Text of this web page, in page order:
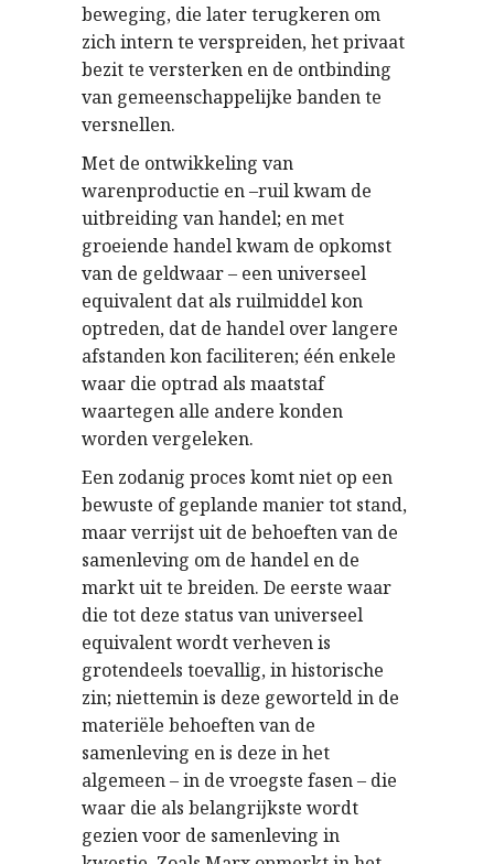
beweging, die later terugkeren om
zich intern te verspreiden, het privaat
bezit te versterken en de ontbinding
van gemeenschappelijke banden te
versnellen.
Met de ontwikkeling van
warenproductie en –ruil kwam de
uitbreiding van handel; en met
groeiende handel kwam de opkomst
van de geldwaar – een universeel
equivalent dat als ruilmiddel kon
optreden, dat de handel over langere
afstanden kon faciliteren; één enkele
waar die optrad als maatstaf
waartegen alle andere konden
worden vergeleken.
Een zodanig proces komt niet op een
bewuste of geplande manier tot stand,
maar verrijst uit de behoeften van de
samenleving om de handel en de
markt uit te breiden. De eerste waar
die tot deze status van universeel
equivalent wordt verheven is
grotendeels toevallig, in historische
zin; niettemin is deze geworteld in de
materiële behoeften van de
samenleving en is deze in het
algemeen – in de vroegste fasen – die
waar die als belangrijkste wordt
gezien voor de samenleving in